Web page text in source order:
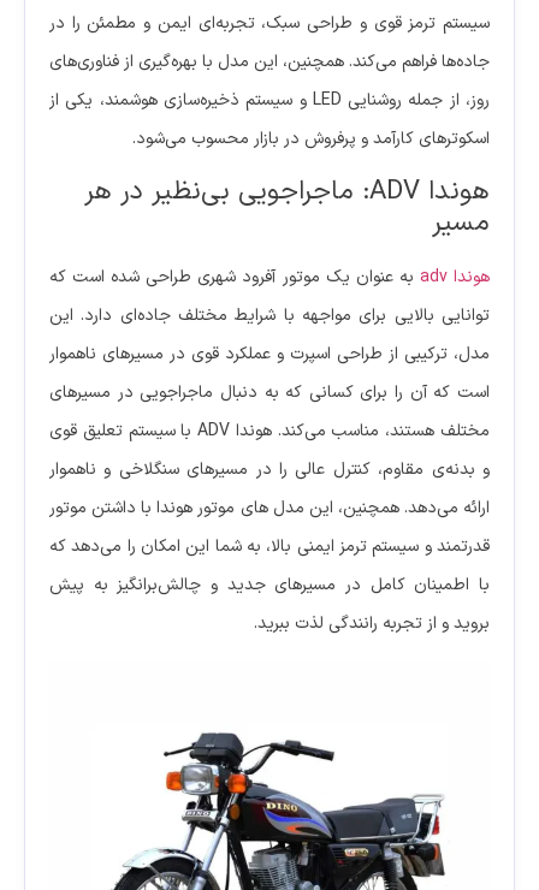
سیستم ترمز قوی و طراحی سبک، تجربه‌ای ایمن و مطمئن را در
جاده‌ها فراهم می‌کند. همچنین، این مدل با بهره‌گیری از فناوری‌های
روز، از جمله روشنایی LED و سیستم ذخیره‌سازی هوشمند، یکی از
اسکوترهای کارآمد و پرفروش در بازار محسوب می‌شود.
هوندا ADV: ماجراجویی بی‌نظیر در هر
مسیر
هوندا adv
به عنوان یک موتور آفرود شهری طراحی شده است که
توانایی بالایی برای مواجهه با شرایط مختلف جاده‌ای دارد. این
مدل، ترکیبی از طراحی اسپرت و عملکرد قوی در مسیرهای ناهموار
است که آن را برای کسانی که به دنبال ماجراجویی در مسیرهای
مختلف هستند، مناسب می‌کند. هوندا ADV با سیستم تعلیق قوی
و بدنه‌ی مقاوم، کنترل عالی را در مسیرهای سنگلاخی و ناهموار
ارائه می‌دهد. همچنین، این مدل های موتور هوندا با داشتن موتور
قدرتمند و سیستم ترمز ایمنی بالا، به شما این امکان را می‌دهد که
با اطمینان کامل در مسیرهای جدید و چالش‌برانگیز به پیش
بروید و از تجربه رانندگی لذت ببرید.